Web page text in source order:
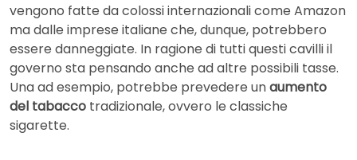
vengono fatte da colossi internazionali come Amazon
ma dalle imprese italiane che, dunque, potrebbero
essere danneggiate. In ragione di tutti questi cavilli il
governo sta pensando anche ad altre possibili tasse.
Una ad esempio, potrebbe prevedere unaumento
del tabacco tradizionale, ovvero le classiche
sigarette.